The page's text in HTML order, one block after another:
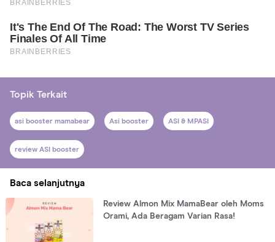
Topik Terkait
asi booster mamabear Asi booster ASI & MPASI
review ASI booster
Baca selanjutnya
Review Almon Mix MamaBear oleh Moms
Orami, Ada Beragam Varian Rasa!